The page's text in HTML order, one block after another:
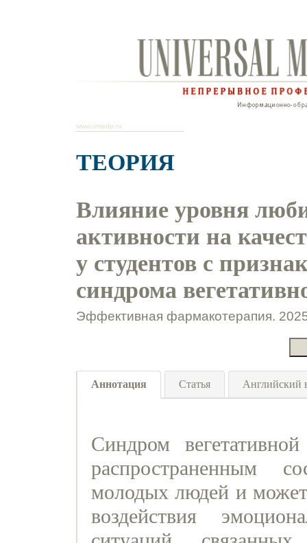
www.umedp.ru
ТЕОРИЯ
Влияние уровня
активности на
у студентов с
синдрома
Эффективная фармакотерапия.
Аннотация Статья Английский
Синдром
распространенным
молодых людей и может
воздействия